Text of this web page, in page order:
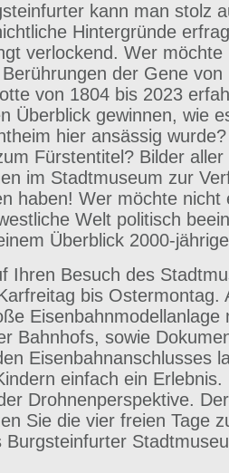
kann man stolz
Hintergründe
verlockend. Wer möchte
der Gene von
von 1804 bis 2023
Überblick gewinnen, wie
hier ansässig
Fürstentitel? Bilder
im Stadtmuseum zur
haben! Wer möchte nicht
Welt politisch
Überblick 2000-
Ihren Besuch des
bis Ostermontag.
Eisenbahnmodellanlage
Bahnhofs, sowie
Eisenbahnanschlusses
einfach ein
Drohnenperspektive.
Sie die vier freien Tage
Burgsteinfurter